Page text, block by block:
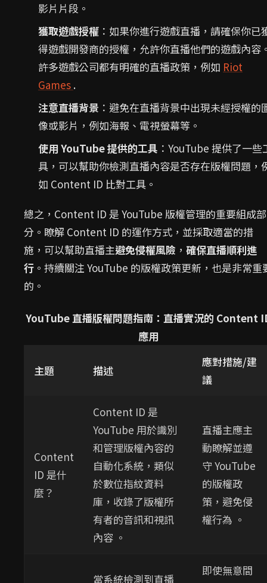
影片片段。
獲取遊戲授權 ：如果你進行遊戲直播，請確保你已
得遊戲開發商的授權，允許你直播他們的遊戲內容
許多遊戲公司都有明確的直播政策，例如 Riot
Games .
注意直播背景 ：避免在直播背景中出現未經授權的
像或影片，例如海報、電視螢幕等。
使用 YouTube 提供的工具 ：YouTube 提供了一些
具，可以幫助你檢測直播內容是否存在版權問題，
如 Content ID 比對工具。
總之，Content ID 是 YouTube 版權管理的重要組成部
分。瞭解 Content ID 的運作方式，並採取適當的措
施，可以幫助直播主避免侵權風險 ， 確保直播順利進
行 。持續關注 YouTube 的版權政策更新，也是非常重
的。
YouTube 直播版權問題指南：直播實況的 Content
應用
主題 描述
應對措施/建
議
Content
ID 是什
麼？
Content ID 是
YouTube 用於識別
和管理版權內容的
自動化系統，類似
於數位指紋資料
庫，收錄了版權所
有者的音訊和視訊
內容 。
直播主應主
動瞭解並遵
守 YouTube
的版權政
策，避免侵
權行為 。
當系統檢測到直播
即使無意間